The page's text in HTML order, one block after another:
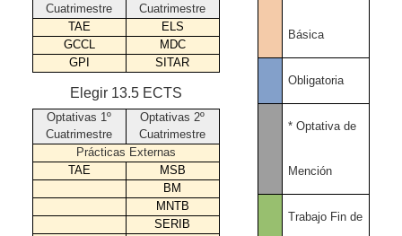
Cuatrimestre
Cuatrimestre
TAE
ELS
GCCL
MDC
GPI
SITAR
Elegir 13.5 ECTS
Optativas 1º
Cuatrimestre
Optativas 2º
Cuatrimestre
Prácticas Externas
TAE
MSB
BM
MNTB
SERIB
Básica
Obligatoria
* Optativa de
Mención
Trabajo Fin de